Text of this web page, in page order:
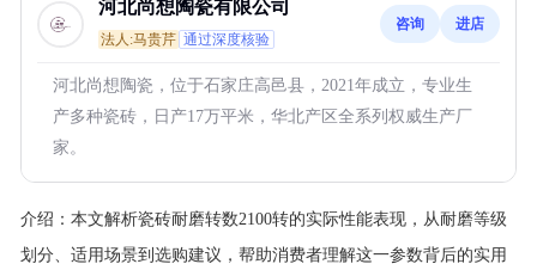
河北尚想陶瓷有限公司
法人:马贵芹 通过深度核验
咨询 进店
河北尚想陶瓷，位于石家庄高邑县，2021年成立，专业生
产多种瓷砖，日产17万平米，华北产区全系列权威生产厂
家。
介绍： 本文解析瓷砖耐磨转数2100转的实际性能表现，从耐磨等级
划分、适用场景到选购建议，帮助消费者理解这一参数背后的实用